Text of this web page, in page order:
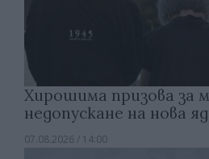
Хирошима призова за
недопускане на нова
07.08.2026 / 14:00